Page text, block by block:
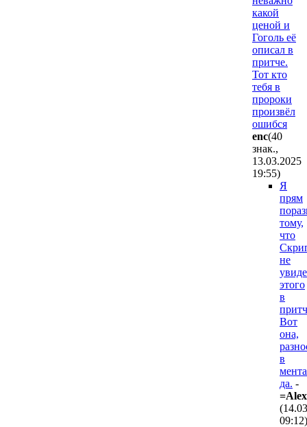
какой
ценой и
Гоголь её
описал в
притче.
Тот кто
тебя в
пророки
произвёл
ошибся
enc(40
знак.,
13.03.2025
19:55)
Я
прям
тому,
что
не
этого
в
Вот
она,
в
да. -
09:12)